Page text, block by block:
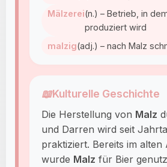
Mälzerei(n.) – Betrieb, in
produziert wird
malzig(adj.) – nach Malz
📖Kulturelle Geschichte
Die Herstellung von Malz
und Darren wird seit
praktiziert. Bereits im alten
wurde Malz für Bier